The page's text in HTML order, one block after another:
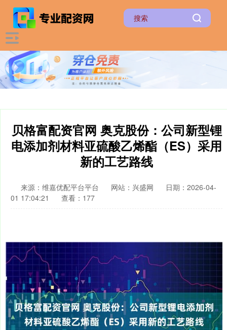
贝格富配资官网 奥克股份：公司新型锂
电添加剂材料亚硫酸乙烯酯（ES）采用
新的工艺路线
来源：维嘉优配平台平台 网站：兴盛网
日期：2026-04-
01 17:04:21
查看：177